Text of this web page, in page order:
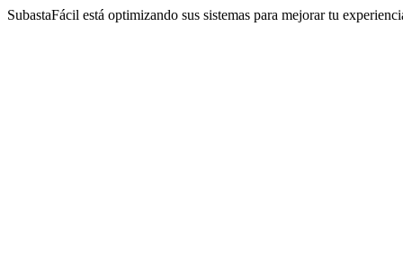
SubastaFácil está optimizando sus sistemas para mejorar tu